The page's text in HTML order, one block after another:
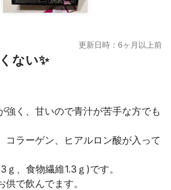
更新日時：6ヶ月以上前
ない✨
強く、甘いので青汁が苦手な方でも
コラーゲン、ヒアルロン酸が入って
ｇ、食物繊維1.3ｇ)です。
で飲んでます。